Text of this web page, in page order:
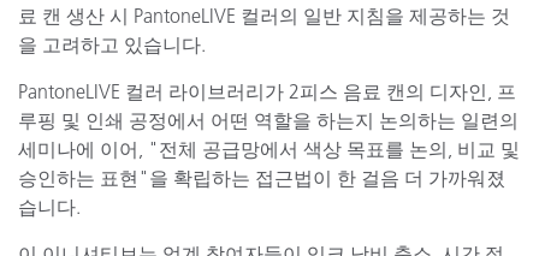
료 캔 생산 시 PantoneLIVE 컬러의 일반 지침을 제공하는 것
을 고려하고 있습니다.
PantoneLIVE 컬러 라이브러리가 2피스 음료 캔의 디자인, 프
루핑 및 인쇄 공정에서 어떤 역할을 하는지 논의하는 일련의
세미나에 이어, "전체 공급망에서 색상 목표를 논의, 비교 및
승인하는 표현"을 확립하는 접근법이 한 걸음 더 가까워졌
습니다.